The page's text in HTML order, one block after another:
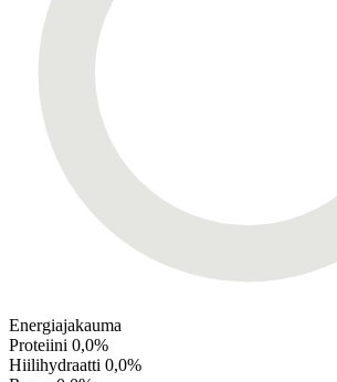
Energiajakauma
Proteiini 0,0%
Hiilihydraatti 0,0%